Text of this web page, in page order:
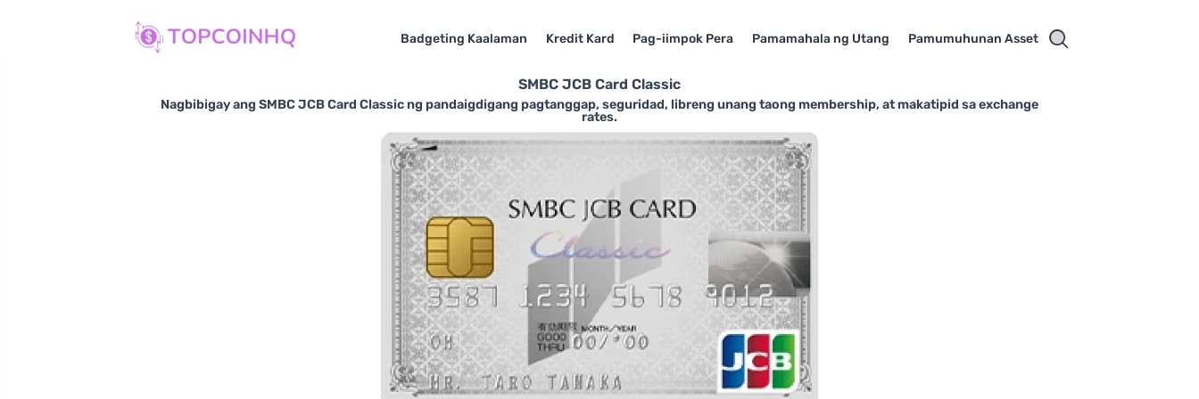
Badgeting Kaalaman Kredit Kard Pag-iimpok Pera Pamamahala ng Utang Pamumuhunan Asset
SMBC JCB Card Classic
Nagbibigay ang SMBC JCB Card Classic ng pandaigdigang pagtanggap, seguridad, libreng unang taong membership, at makatipid sa exchange
rates.